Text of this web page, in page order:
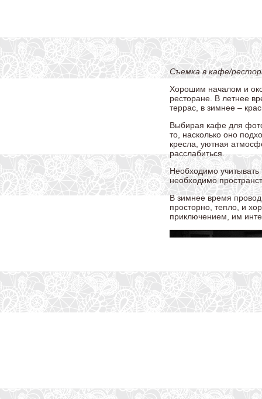
Съемка в кафе/
Хорошим началом и
ресторане. В летнее
террас, в зимнее –
Выбирая кафе для
то, насколько оно
кресла, уютная
расслабиться.
Необходимо
необходимо
В зимнее время
просторно, тепло, и
приключением, им